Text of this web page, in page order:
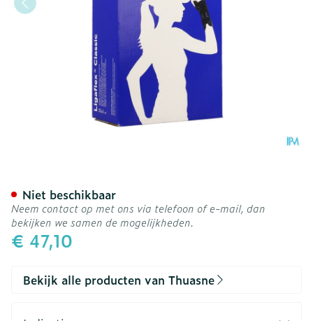
€ 47,10
Niet beschikbaar
Neem contact op met ons via telefoon of e-mail, dan
bekijken we samen de mogelijkheden.
Bekijk alle producten van Thuasne